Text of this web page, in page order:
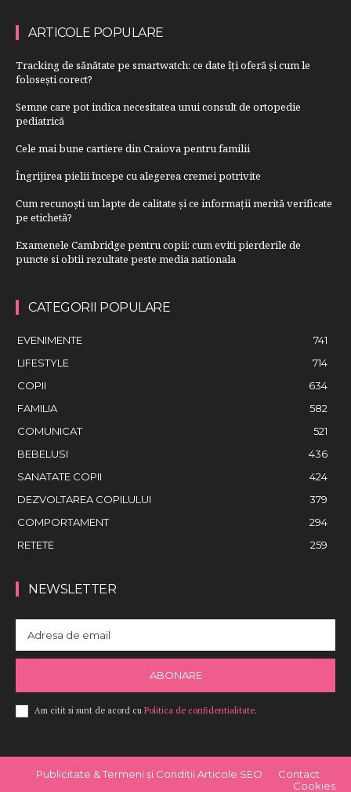
ARTICOLE POPULARE
Tracking de sănătate pe smartwatch: ce date îți oferă și cum le
folosești corect?
Semne care pot indica necesitatea unui consult de ortopedie
pediatrică
Cele mai bune cartiere din Craiova pentru familii
Îngrijirea pielii începe cu alegerea cremei potrivite
Cum recunoști un lapte de calitate și ce informații merită verificate
pe etichetă?
Examenele Cambridge pentru copii: cum eviti pierderile de
puncte si obtii rezultate peste media nationala
CATEGORII POPULARE
EVENIMENTE
741
LIFESTYLE
714
COPII
634
FAMILIA
582
COMUNICAT
521
BEBELUSI
436
SANATATE COPII
424
DEZVOLTAREA COPILULUI
379
COMPORTAMENT
294
RETETE
259
NEWSLETTER
ABONARE
Am citit si sunt de acord cu Politica de confidentialitate.
Publicitate & Termeni și Condiții Articole SEO
Contact
Cookies